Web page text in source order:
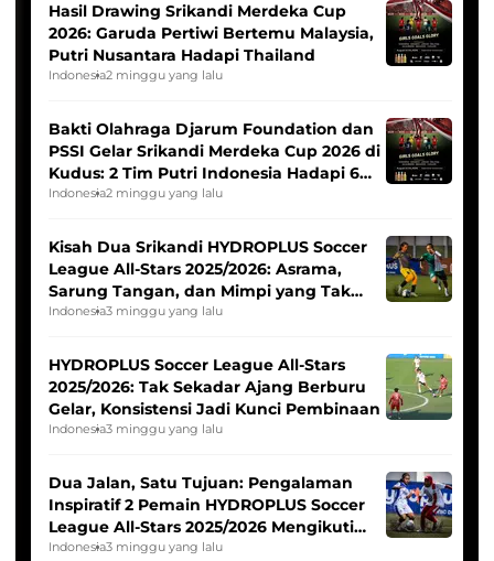
Hasil Drawing Srikandi Merdeka Cup
2026: Garuda Pertiwi Bertemu Malaysia,
Putri Nusantara Hadapi Thailand
Indonesia2 minggu yang lalu
Bakti Olahraga Djarum Foundation dan
PSSI Gelar Srikandi Merdeka Cup 2026 di
Kudus: 2 Tim Putri Indonesia Hadapi 6
Tim Asia
Indonesia2 minggu yang lalu
Kisah Dua Srikandi HYDROPLUS Soccer
League All-Stars 2025/2026: Asrama,
Sarung Tangan, dan Mimpi yang Tak
Pernah Padam
Indonesia3 minggu yang lalu
HYDROPLUS Soccer League All-Stars
2025/2026: Tak Sekadar Ajang Berburu
Gelar, Konsistensi Jadi Kunci Pembinaan
Indonesia3 minggu yang lalu
Dua Jalan, Satu Tujuan: Pengalaman
Inspiratif 2 Pemain HYDROPLUS Soccer
League All-Stars 2025/2026 Mengikuti
Seleksi Timnas Indonesia Putri
Indonesia3 minggu yang lalu